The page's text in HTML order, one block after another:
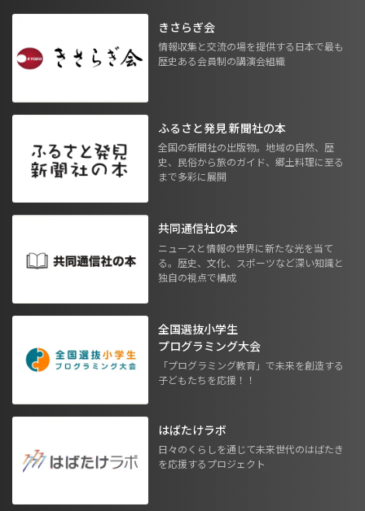
きさらぎ会
情報収集と交流の場を提供する日本で最も
歴史ある会員制の講演会組織
ふるさと発見 新聞社の本
全国の新聞社の出版物。地域の自然、歴
史、民俗から旅のガイド、郷土料理に至る
まで多彩に展開
共同通信社の本
ニュースと情報の世界に新たな光を当て
る。歴史、文化、スポーツなど深い知識と
独自の視点で構成
全国選抜小学生
プログラミング大会
「プログラミング教育」で未来を創造する
子どもたちを応援！！
はばたけラボ
日々のくらしを通じて未来世代のはばたき
を応援するプロジェクト